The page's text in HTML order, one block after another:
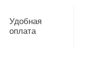
Удобная
оплата